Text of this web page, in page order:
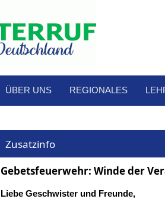
ÜBER UNS REGIONALES
Zusatzinfo
Gebetsfeuerwehr: Winde der
Liebe Geschwister und Freunde,